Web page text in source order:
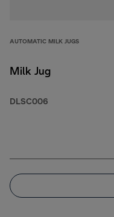
AUTOMATIC MILK JUGS
Milk Jug
DLSC006